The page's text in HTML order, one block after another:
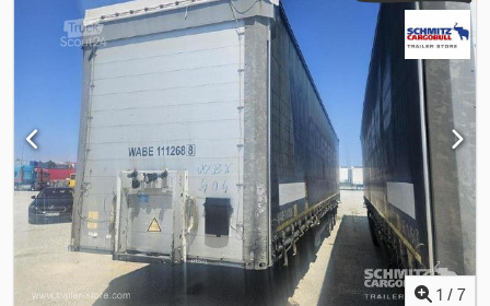
Össztömeg: 6619 kg, DIN EN 12642 szabványnak megfelel (XL kód),
Rakteret (H x Sz x M): 13 620 mm x 2480 mm x 3000 mm,
Gumiabroncs mérete: 385/55 R22,5, Raktere térfogata: 101 m³, 1.
tengely: , 2. tengely: , 3. tengely: , Légrugózás, Alsó védelem,
Elektronikus fékrendszer (EBS), Szerszámtár, Pótkerektartó (2 db),
Rögzített futómű, Csúszó tető, Csatlakozóaljzat 1x15- és 2x7-
pólyusú, Antisprey védelem, Vámzárak, Emelőtető (hidraulikus).
Credpfx Afezrqffetsf
1 / 7